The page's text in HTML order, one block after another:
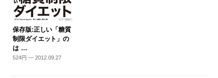
保存版:正しい「糖質
制限ダイエット」の
は …
524円 — 2012.09.27